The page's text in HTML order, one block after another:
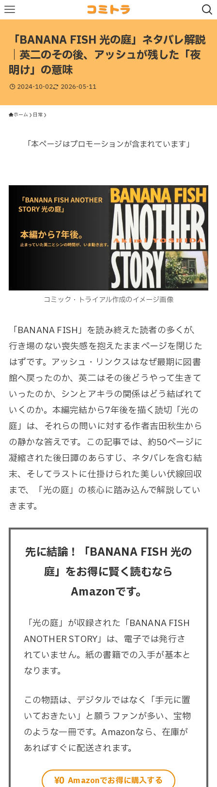
「BANANA FISH 光の庭」ネタバレ解説
｜英二のその後、アッシュが残した「夜
明け」の意味
2024-10-02 2026-05-11
ホーム 日常
「本ページはプロモーションが含まれています」
コミック・トライアル作成のイメージ画像
「BANANA FISH」を読み終えた読者の多くが、
行き場のない喪失感を抱えたままページを閉じた
はずです。アッシュ・リンクスはなぜ最期に図書
館へ戻ったのか、英二はその後どうやって生きて
いったのか、シンとアキラの関係はどう結ばれて
いくのか。本編完結から7年後を描く読切「光の
庭」は、それらの問いに対する作者吉田秋生から
の静かな答えです。この記事では、約50ページに
凝縮された後日譚のあらすじ、ネタバレを含む結
末、そしてラストに仕掛けられた美しい伏線回収
まで、「光の庭」の核心に踏み込んで解説してい
きます。
先に結論！「BANANA FISH 光の
庭」をお得に賢く読むなら
Amazonです。
「光の庭」が収録された「BANANA FISH
ANOTHER STORY」は、電子では発行さ
れていません。紙の書籍での入手が基本と
なります。
この物語は、デジタルではなく「手元に置
いておきたい」と願うファンが多い、宝物
のような一冊です。Amazonなら、在庫が
あればすぐに配送されます。
Amazonでお得に購入する